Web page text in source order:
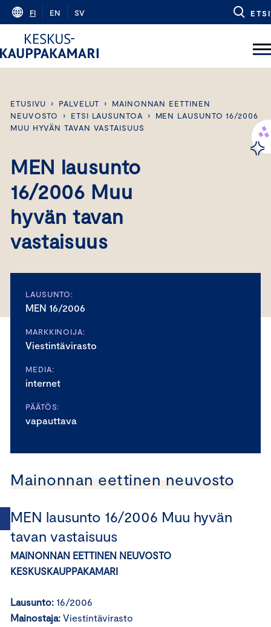
Skip
content
FI EN SV ETSI
ETUSIVU › PALVELUT ›
MAINONNAN EETTINEN
NEUVOSTO
› ETSI LAUSUNTOA ›
MEN LAUSUNTO 16/2006
MUU HYVÄN TAVAN VASTAISUUS
MEN lausunto
16/2006 Muu
hyvän tavan
vastaisuus
LAUSUNTO:
MEN 16/2006
MARKKINOIJA:
Viestintävirasto
MEDIA:
internet
PÄÄTÖS:
vapauttava
Mainonnan eettinen neuvosto
MEN lausunto 16/2006 Muu hyvän
tavan vastaisuus
MAINONNAN EETTINEN NEUVOSTO
KESKUSKAUPPAKAMARI
Lausunto: 16/2006
Mainostaja: Viestintävirasto